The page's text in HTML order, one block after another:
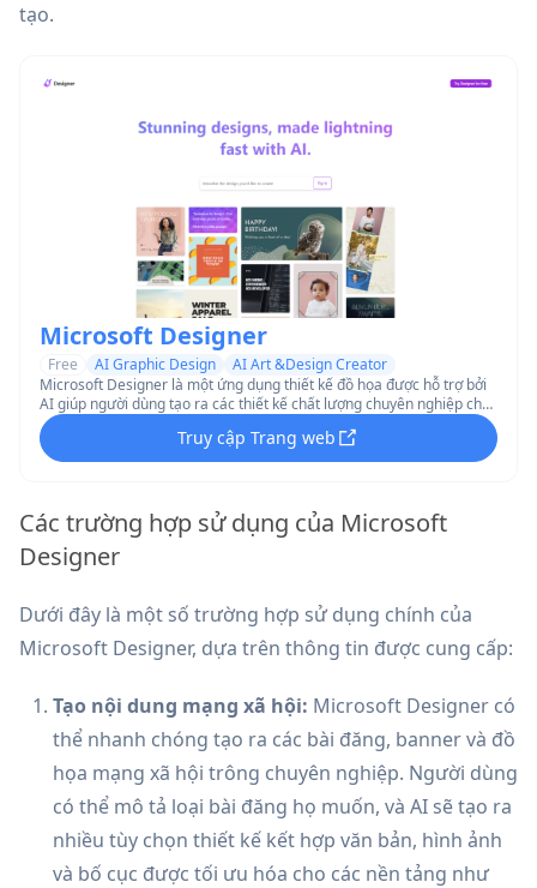
tạo.
Microsoft Designer
Free AI Graphic Design
AI Art &Design Creator
Microsoft Designer là một ứng dụng thiết kế đồ họa được hỗ trợ bởi
AI giúp người dùng tạo ra các thiết kế chất lượng chuyên nghiệp cho
mạng xã hội, thiệp mời và nhiều hơn nữa chỉ trong vài phút mà không
cần kỹ năng thiết kế.
Truy cập Trang web
Các trường hợp sử dụng của Microsoft
Designer
Dưới đây là một số trường hợp sử dụng chính của
Microsoft Designer, dựa trên thông tin được cung cấp:
Tạo nội dung mạng xã hội: Microsoft Designer có
thể nhanh chóng tạo ra các bài đăng, banner và đồ
họa mạng xã hội trông chuyên nghiệp. Người dùng
có thể mô tả loại bài đăng họ muốn, và AI sẽ tạo ra
nhiều tùy chọn thiết kế kết hợp văn bản, hình ảnh
và bố cục được tối ưu hóa cho các nền tảng như